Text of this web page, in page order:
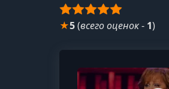
★5(всего оценок- 1)